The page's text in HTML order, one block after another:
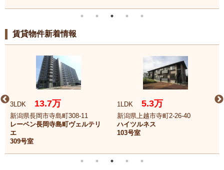
賃貸物件新着情報
3LDK 13.7万
新潟県長岡市寺島町308-11
レーベン長岡寺島町ヴェルテリ
エ
309号室
1LDK 5.3万
新潟県上越市寺町2-26-40
ハイツルネス
103号室